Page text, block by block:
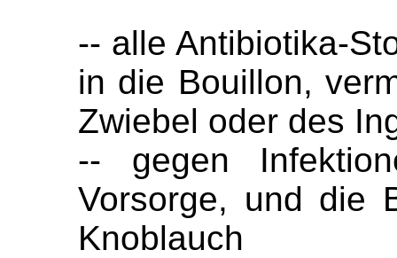
-- alle Antibiotika-
in die Bouillon,
Zwiebel oder des
-- gegen
Vorsorge, und die
Knoblauch